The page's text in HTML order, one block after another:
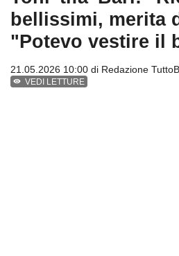
bellissimi, merita
"Potevo vestire il
21.05.2026 10:00 di Redazione
VEDI LETTURE